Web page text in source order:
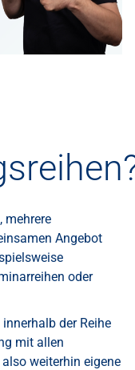
mehrere
Angebot
oder
der Reihe
mit allen
weiterhin eigene